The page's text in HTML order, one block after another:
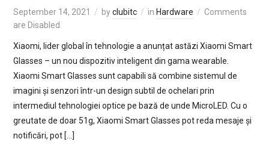
September 14, 2021 byclubitc in Hardware
Comments
are Disabled
Xiaomi, lider global în tehnologie a anunțat astăzi Xiaomi Smart
Glasses – un nou dispozitiv inteligent din gama wearable.
Xiaomi Smart Glasses sunt capabili să combine sistemul de
imagini și senzori într-un design subtil de ochelari prin
intermediul tehnologiei optice pe bază de unde MicroLED. Cu o
greutate de doar 51g, Xiaomi Smart Glasses pot reda mesaje și
notificări, pot […]